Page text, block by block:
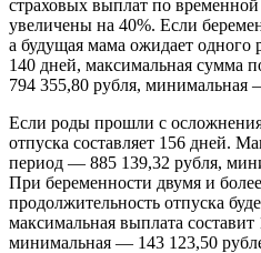
страховых выплат по
увеличены на 40%. Если
а будущая мама ожидает одного
140 дней, максимальная сумма
794 355,80 рубля, минимальная
Если роды прошли с
отпуска составляет 156 дней.
период — 885 139,32 рубля,
При беременности двумя и
продолжительность отпуска
максимальная выплата
минимальная — 143 123,50